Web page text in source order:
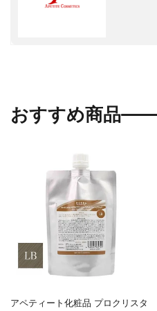
おすすめ商品
アペティート化粧品 プロクリスタ